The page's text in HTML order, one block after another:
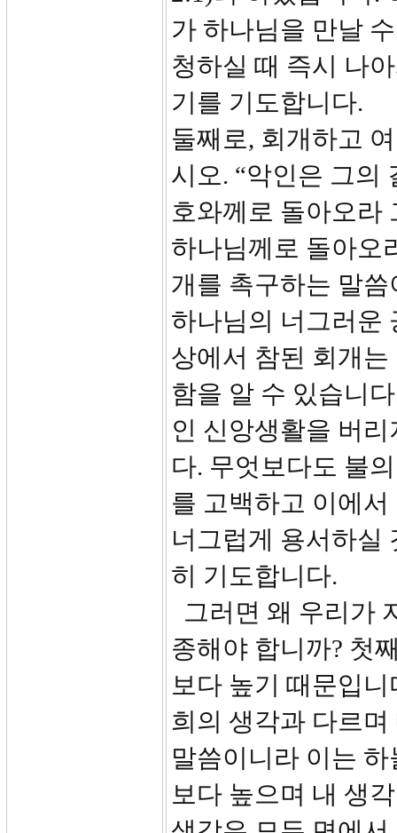
가 하나님을 만날
청하실 때 즉시 나
기를 기도합니다.
둘째로, 회개하고
시오. “악인은 그의
호와께로 돌아오라
하나님께로 돌아오
개를 촉구하는 말
하나님의 너그러운
상에서 참된 회개
함을 알 수 있습니
인 신앙생활을 버
다. 무엇보다도 불
를 고백하고 이에
너그럽게 용서하실
히 기도합니다.
그러면 왜 우리가
종해야 합니까? 첫
보다 높기 때문입
희의 생각과 다르
말씀이니라 이는
보다 높으며 내 생